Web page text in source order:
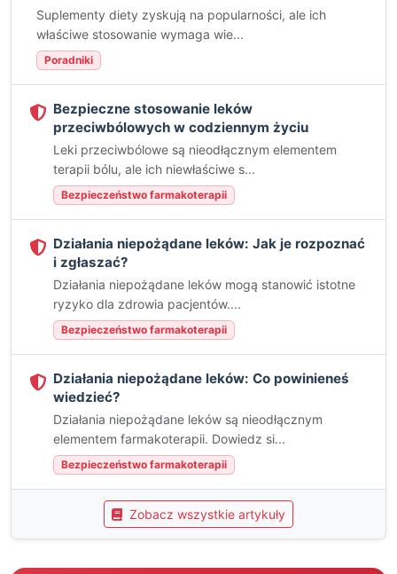
Suplementy diety zyskują na popularności, ale ich
właściwe stosowanie wymaga wie...
Poradniki
Bezpieczne stosowanie leków
przeciwbólowych w codziennym życiu
Leki przeciwbólowe są nieodłącznym elementem
terapii bólu, ale ich niewłaściwe s...
Bezpieczeństwo farmakoterapii
Działania niepożądane leków: Jak je rozpoznać
i zgłaszać?
Działania niepożądane leków mogą stanowić istotne
ryzyko dla zdrowia pacjentów....
Bezpieczeństwo farmakoterapii
Działania niepożądane leków: Co powinieneś
wiedzieć?
Działania niepożądane leków są nieodłącznym
elementem farmakoterapii. Dowiedz si...
Bezpieczeństwo farmakoterapii
Zobacz wszystkie artykuły